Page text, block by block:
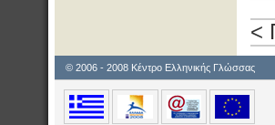
<
© 2006 - 2008 Κέντρο Ελληνικής Γλώσσας